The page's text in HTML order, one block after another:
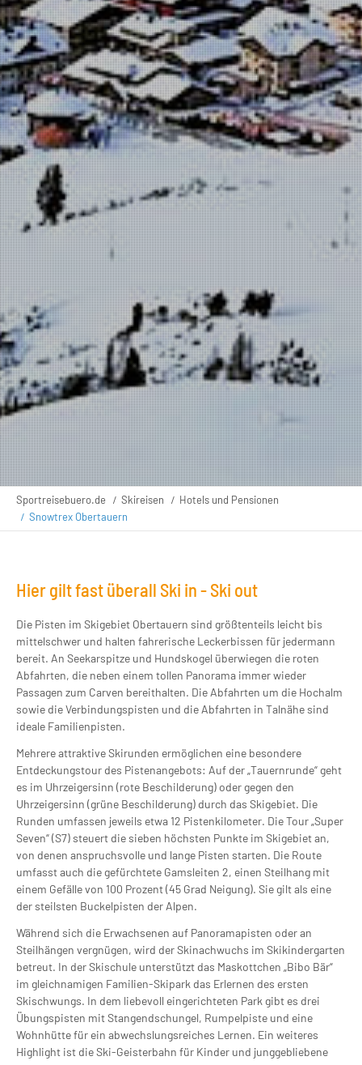
Sportreisebuero.de Skireisen
Hotels und Pensionen
Snowtrex Obertauern
Hier gilt fast überall Ski in - Ski out
Die Pisten im Skigebiet Obertauern sind größtenteils leicht bis
mittelschwer und halten fahrerische Leckerbissen für jedermann
bereit. An Seekarspitze und Hundskogel überwiegen die roten
Abfahrten, die neben einem tollen Panorama immer wieder
Passagen zum Carven bereithalten. Die Abfahrten um die Hochalm
sowie die Verbindungspisten und die Abfahrten in Talnähe sind
ideale Familienpisten.
Mehrere attraktive Skirunden ermöglichen eine besondere
Entdeckungstour des Pistenangebots: Auf der „Tauernrunde“ geht
es im Uhrzeigersinn (rote Beschilderung) oder gegen den
Uhrzeigersinn (grüne Beschilderung) durch das Skigebiet. Die
Runden umfassen jeweils etwa 12 Pistenkilometer. Die Tour „Super
Seven“ (S7) steuert die sieben höchsten Punkte im Skigebiet an,
von denen anspruchsvolle und lange Pisten starten. Die Route
umfasst auch die gefürchtete Gamsleiten 2, einen Steilhang mit
einem Gefälle von 100 Prozent (45 Grad Neigung). Sie gilt als eine
der steilsten Buckelpisten der Alpen.
Während sich die Erwachsenen auf Panoramapisten oder an
Steilhängen vergnügen, wird der Skinachwuchs im Skikindergarten
betreut. In der Skischule unterstützt das Maskottchen „Bibo Bär“
im gleichnamigen Familien-Skipark das Erlernen des ersten
Skischwungs. In dem liebevoll eingerichteten Park gibt es drei
Übungspisten mit Stangendschungel, Rumpelpiste und eine
Wohnhütte für ein abwechslungsreiches Lernen. Ein weiteres
Highlight ist die Ski-Geisterbahn für Kinder und junggebliebene